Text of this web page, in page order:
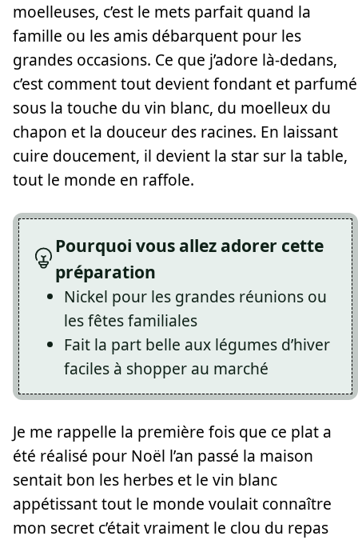
moelleuses, c’est le mets parfait quand la
famille ou les amis débarquent pour les
grandes occasions. Ce que j’adore là-dedans,
c’est comment tout devient fondant et parfumé
sous la touche du vin blanc, du moelleux du
chapon et la douceur des racines. En laissant
cuire doucement, il devient la star sur la table,
tout le monde en raffole.
Pourquoi vous allez adorer cette
préparation
Nickel pour les grandes réunions ou
les fêtes familiales
Fait la part belle aux légumes d’hiver
faciles à shopper au marché
Je me rappelle la première fois que ce plat a
été réalisé pour Noël l’an passé la maison
sentait bon les herbes et le vin blanc
appétissant tout le monde voulait connaître
mon secret c’était vraiment le clou du repas